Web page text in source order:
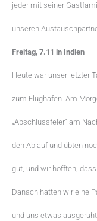
jeder mit seiner
unseren
Freitag, 7.11 in Indien
Heute war unser letzter
zum Flughafen. Am
„Abschlussfeier“ am
den Ablauf und übten
gut, und wir hofften,
Danach hatten wir eine
und uns etwas